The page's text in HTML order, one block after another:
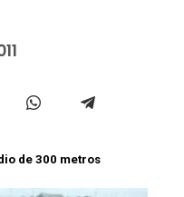
de 300 metros